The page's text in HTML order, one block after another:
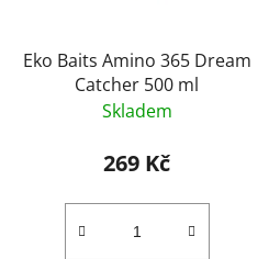
Eko Baits Amino 365 Dream
Catcher 500 ml
Skladem
269 Kč